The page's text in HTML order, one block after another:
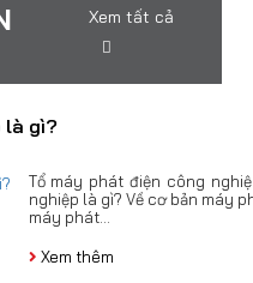
Xem tất cả
là gì?
Tổ máy phát điện công
nghiệp là gì? Về cơ bản máy
máy phát...
Xem thêm